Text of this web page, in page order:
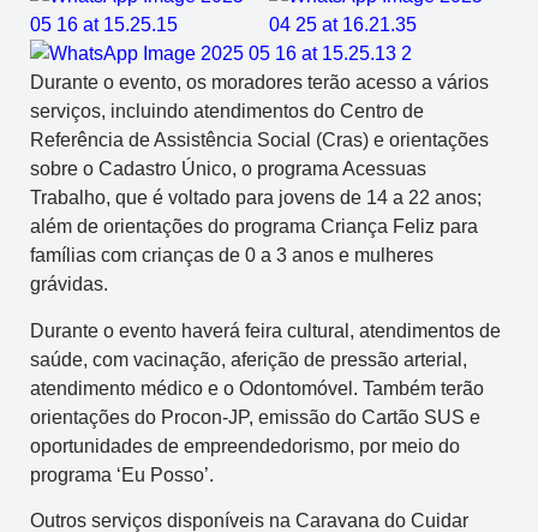
Durante o evento, os moradores terão acesso a vários
serviços, incluindo atendimentos do Centro de
Referência de Assistência Social (Cras) e orientações
sobre o Cadastro Único, o programa Acessuas
Trabalho, que é voltado para jovens de 14 a 22 anos;
além de orientações do programa Criança Feliz para
famílias com crianças de 0 a 3 anos e mulheres
grávidas.
Durante o evento haverá feira cultural, atendimentos de
saúde, com vacinação, aferição de pressão arterial,
atendimento médico e o Odontomóvel. Também terão
orientações do Procon-JP, emissão do Cartão SUS e
oportunidades de empreendedorismo, por meio do
programa ‘Eu Posso’.
Outros serviços disponíveis na Caravana do Cuidar